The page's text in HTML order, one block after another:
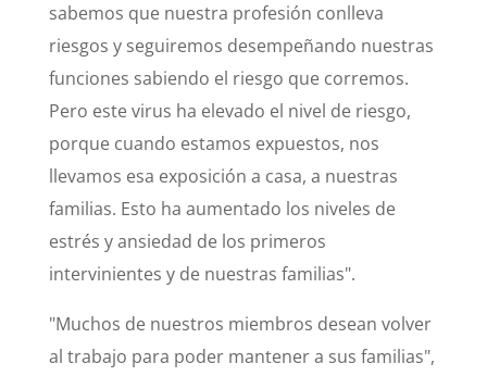
sabemos que nuestra profesión conlleva
riesgos y seguiremos desempeñando nuestras
funciones sabiendo el riesgo que corremos.
Pero este virus ha elevado el nivel de riesgo,
porque cuando estamos expuestos, nos
llevamos esa exposición a casa, a nuestras
familias. Esto ha aumentado los niveles de
estrés y ansiedad de los primeros
intervinientes y de nuestras familias".
"Muchos de nuestros miembros desean volver
al trabajo para poder mantener a sus familias",